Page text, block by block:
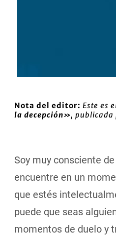
Nota del editor: Este es
la decepción», publicada
Soy muy consciente
encuentre en un
que estés
puede que seas
momentos de duelo y